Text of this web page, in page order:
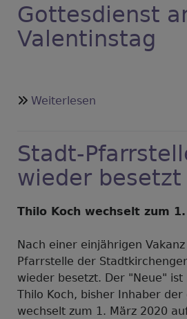
Minikirche
2020
Gottesdienst
Valentinstag
Weiterlesen
Valentinstag
Stadt-
wieder besetzt
Thilo Koch wechselt zum
Nach einer einjährigen
Pfarrstelle der
wieder besetzt. Der "Neue" ist
Thilo Koch, bisher Inhaber
wechselt zum 1. März 2020